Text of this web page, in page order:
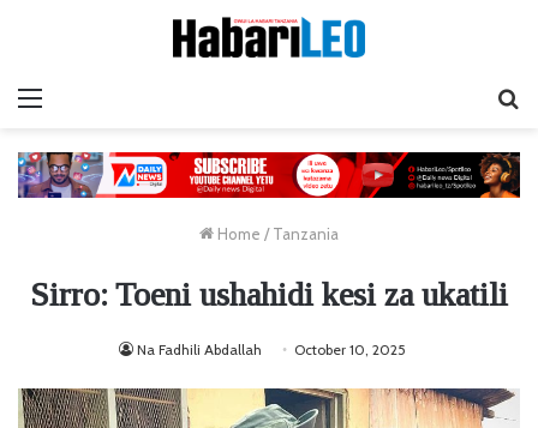
Home / Tanzania
Sirro: Toeni ushahidi kesi za ukatili
Na Fadhili Abdallah October 10, 2025